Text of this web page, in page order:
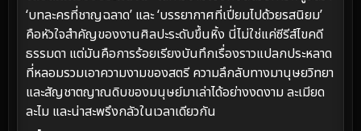
‘บทละครที่ชาญฉลาด’ และ ‘บรรยากาศที่เปี่ยมไปด้วยรสนิยม’
คือหัวใจสำคัญของงานศิลปะระดับขึ้นหิ้ง นี่ไม่ใช่แค่ซีรีส์ไขคดี
ธรรมดา แต่มันคือการร้อยเรียงบันทึกเรื่องราวแปลกประหลาด
ที่หลอมรวมเอาความงามของสตรี ความลึกลับทางมานุษยวิทยา
และสัญชาตญาณดิบของมนุษย์มาเล่าได้อย่างงดงาม ละเมียด
ละไม และน่าสะพรึงกลัวในเวลาเดียวกัน